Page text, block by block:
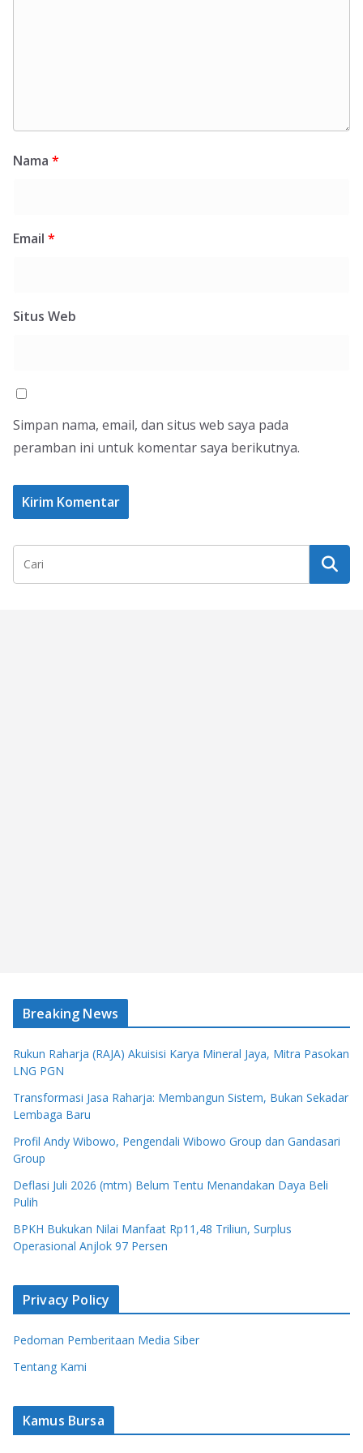
Nama *
Email *
Situs Web
Simpan nama, email, dan situs web saya pada
peramban ini untuk komentar saya berikutnya.
Breaking News
Rukun Raharja (RAJA) Akuisisi Karya Mineral Jaya, Mitra Pasokan
LNG PGN
Transformasi Jasa Raharja: Membangun Sistem, Bukan Sekadar
Lembaga Baru
Profil Andy Wibowo, Pengendali Wibowo Group dan Gandasari
Group
Deflasi Juli 2026 (mtm) Belum Tentu Menandakan Daya Beli
Pulih
BPKH Bukukan Nilai Manfaat Rp11,48 Triliun, Surplus
Operasional Anjlok 97 Persen
Privacy Policy
Pedoman Pemberitaan Media Siber
Tentang Kami
Kamus Bursa
Apa Itu Saham Syariah? Ini Aturan, Jenis